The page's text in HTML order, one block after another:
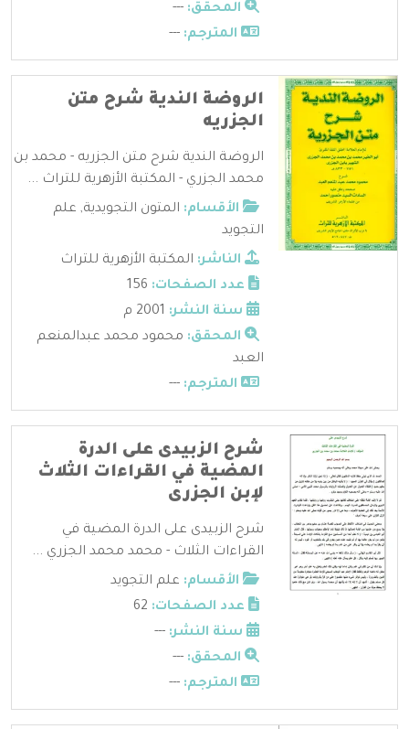
المحقق: ---
المترجم: ---
الروضة الندية شرح متن
الجزريه
الروضة الندية شرح متن الجزريه - محمد بن
محمد الجزري - المكتبة الأزهرية للتراث ...
الأقسام: المتون التجويدية, علم
التجويد
الناشر: المكتبة الأزهرية للتراث
عدد الصفحات:
سنة النشر:
المحقق: محمود محمد عبدالمنعم
العبد
المترجم: ---
شرح الزبيدى على الدرة
المضية في القراءات الثلاث
لإبن الجزرى
شرح الزبيدى على الدرة المضية في
القراءات الثلاث - محمد محمد الجزري ...
الأقسام: علم التجويد
عدد الصفحات:
سنة النشر: ---
المحقق: ---
المترجم: ---